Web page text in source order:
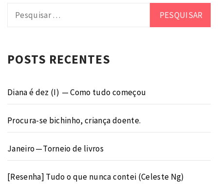
POSTS RECENTES
Diana é dez (I) — Como tudo começou
Procura-se bichinho, criança doente.
Janeiro — Torneio de livros
[Resenha] Tudo o que nunca contei (Celeste Ng)